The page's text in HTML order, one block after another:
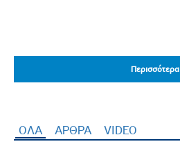
Περισσότερα
Περισσότερα
ΟΛΑ (ενεργή καρτέλα)
ΑΡΘΡΑ VIDEO